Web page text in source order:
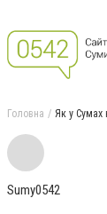
Головна Як у Сумах
Sumy0542